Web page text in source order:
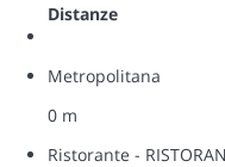
Distanze
Metropolitana
0 m
Ristorante -